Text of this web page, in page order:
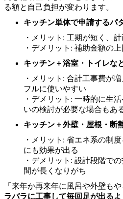
る額と自己負担が変わります。
キッチン単体で申請するパ
・メリット: 工期が短く、
・デメリット: 補助金額の
キッチン＋浴室・トイレな
・メリット: 合計工事費が
フルに使いやすい
・デメリット: 一時的に生
いの検討が必要な場合もあ
キッチン＋外壁・屋根・断
・メリット: 省エネ系の制
にも効果が出る
・デメリット: 設計段階で
間が長くなりがち
「来年か再来年に風呂や外壁も
ラバラに工事して毎回足が出る